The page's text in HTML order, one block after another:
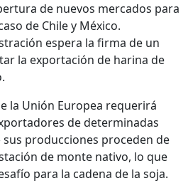
de nuevos mercados para
de Chile y México.
espera la firma de un
la exportación de harina de
la Unión Europea requerirá
de determinadas
producciones proceden de
de monte nativo, lo que
para la cadena de la soja.